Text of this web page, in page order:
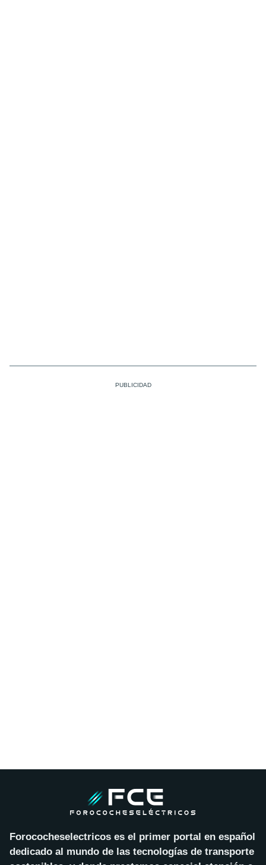
Forococheselectricos es el primer portal en español
dedicado al mundo de las tecnologías de transporte